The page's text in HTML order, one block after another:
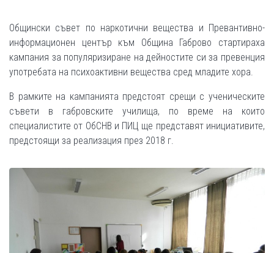
Общински съвет по наркотични вещества и Превантивно-
информационен център към Община Габрово стартираха
кампания за популяризиране на дейностите си за превенция
употребата на психоактивни вещества сред младите хора.
В рамките на кампанията предстоят срещи с ученическите
съвети в габровските училища, по време на които
специалистите от ОбСНВ и ПИЦ ще представят инициативите,
предстоящи за реализация през 2018 г.